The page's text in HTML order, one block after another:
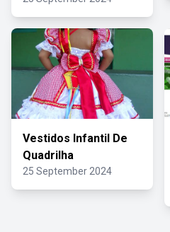
Vestidos Infantil De
Quadrilha
25 September 2024